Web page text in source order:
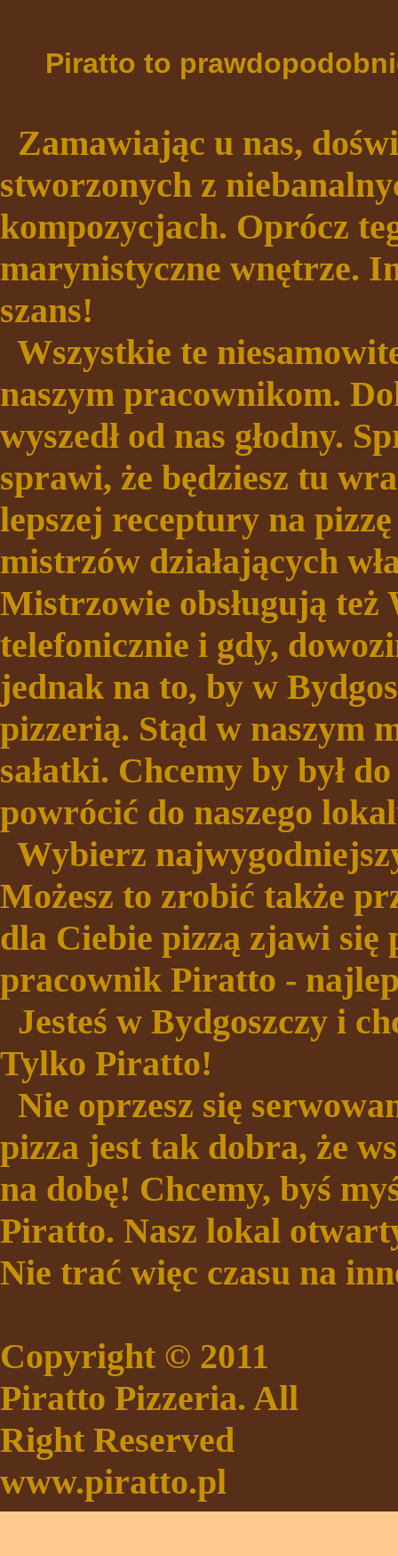
Piratto to
Zamawiając u nas,
stworzonych z
kompozycjach. Oprócz
marynistyczne wnętrze.
szans!
Wszystkie te
naszym pracownikom.
wyszedł od nas głodny.
sprawi, że będziesz tu
lepszej receptury na pizzę
mistrzów działających
Mistrzowie obsługują też
telefonicznie i gdy,
jednak na to, by w
pizzerią. Stąd w naszym
sałatki. Chcemy by był
powrócić do naszego
Wybierz
Możesz to zrobić także
dla Ciebie pizzą zjawi
pracownik Piratto -
Jesteś w Bydgoszczy i
Tylko Piratto!
Nie oprzesz się
pizza jest tak dobra, że
na dobę! Chcemy, byś
Piratto. Nasz lokal
Nie trać więc czasu na
Copyright © 2011
Piratto Pizzeria. All
Right Reserved
www.piratto.pl